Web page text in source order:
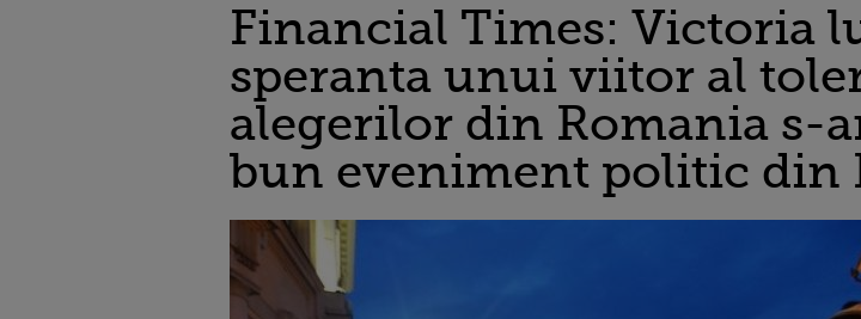
Financial Times: Victoria
speranta unui viitor al
alegerilor din Romania s-
bun eveniment politic din